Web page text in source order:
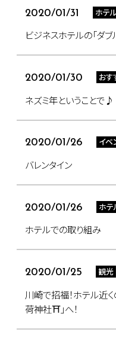
2020/01/31 ホテ
ビジネスホテルの「ダブ
2020/01/30 おす
ネズミ年ということで♪
2020/01/26 イベ
バレンタイン
2020/01/26 ホ
ホテルでの取り組み
2020/01/25 観光
川崎で招福！ホテル近
荷神社⛩」へ！